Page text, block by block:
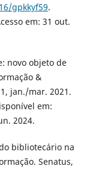
gpkkyf59.
em: 31 out.
novo objeto de
&
jan./mar. 2021.
em:
2024.
bibliotecário na
Senatus,